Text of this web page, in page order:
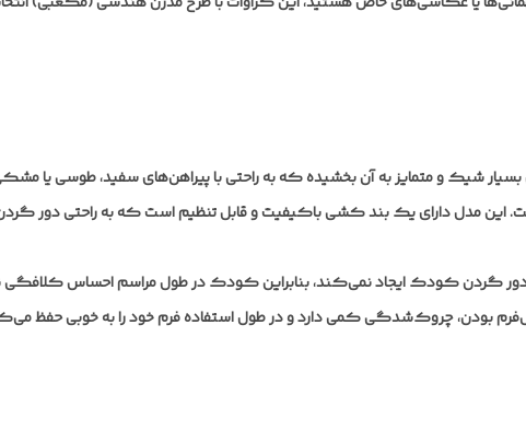
شیک و متمایز به آن بخشیده که به راحتی با پیراهن‌های سفید، طوسی یا
این مدل دارای یک بند کشی باکیفیت و قابل تنظیم است که به راحتی دور
گردن کودک ایجاد نمی‌کند، بنابراین کودک در طول مراسم احساس کلافگی
بودن، چروک‌شدگی کمی دارد و در طول استفاده فرم خود را به خوبی حفظ